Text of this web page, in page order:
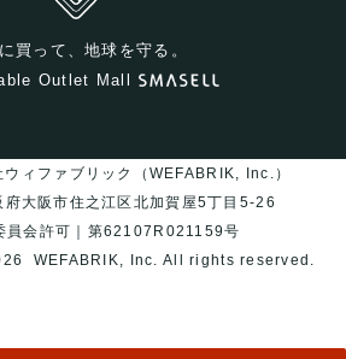
買って、地球を守る。
Outlet Mall
ィファブリック（WEFABRIK, Inc.）
大阪市住之江区北加賀屋5丁目5-26
員会許可｜第62107R021159号
WEFABRIK, Inc.All rights reserved.